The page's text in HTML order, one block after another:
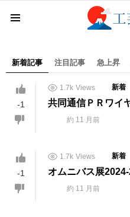
新着記事 注目記事 急上昇
1.7k Views 新着
共同通信ＰＲワイ
約 11 月前
-1
1.7k Views 新着
オムニバス展
約 11 月前
-1